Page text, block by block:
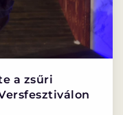
a zsűri